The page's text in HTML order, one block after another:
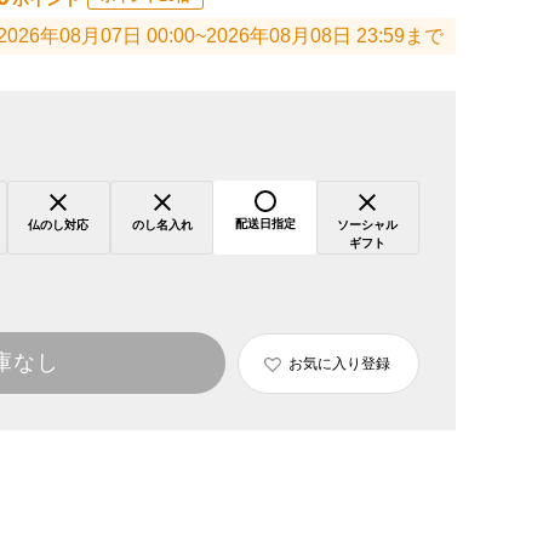
年08月07日 00:00~2026年08月08日 23:59まで
仏のし対応 のし名入れ 配送日指定
ソーシャル
ギフト
なし お気に入り登録